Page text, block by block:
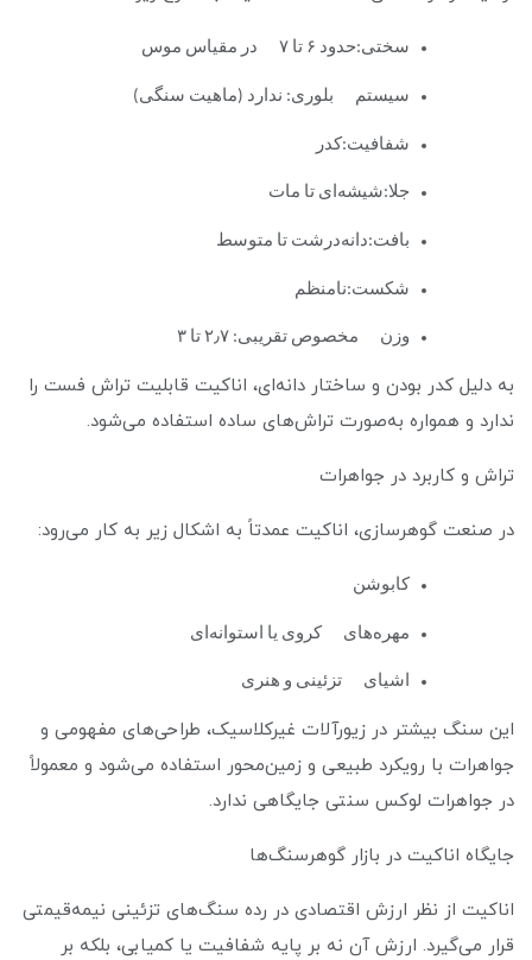
سختی:حدود ۶ تا ۷ در مقیاس موس
سیستم بلوری: ندارد (ماهیت سنگی)
شفافیت:کدر
جلا:شیشه‌ای تا مات
بافت:دانه‌درشت تا متوسط
شکست:نامنظم
وزن مخصوص تقریبی: ۲٫۷ تا ۳
به دلیل کدر بودن و ساختار دانه‌ای، اناکیت قابلیت تراش فست را
ندارد و همواره به‌صورت تراش‌های ساده استفاده می‌شود.
تراش و کاربرد در جواهرات
در صنعت گوهرسازی، اناکیت عمدتاً به اشکال زیر به کار می‌رود:
کابوشن
مهره‌های کروی یا استوانه‌ای
اشیای تزئینی و هنری
این سنگ بیشتر در زیورآلات غیرکلاسیک، طراحی‌های مفهومی و
جواهرات با رویکرد طبیعی و زمین‌محور استفاده می‌شود و معمولاً
در جواهرات لوکس سنتی جایگاهی ندارد.
جایگاه اناکیت در بازار گوهرسنگ‌ها
اناکیت از نظر ارزش اقتصادی در رده سنگ‌های تزئینی نیمه‌قیمتی
قرار می‌گیرد. ارزش آن نه بر پایه شفافیت یا کمیابی، بلکه بر